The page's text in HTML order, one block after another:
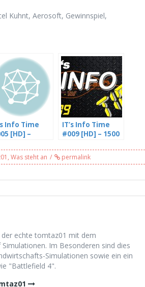
Kuhnt, Aerosoft, Gewinnspiel,
Info Time
[HD] –
19.10.2013,
Uhr + Neuer
IT’s Info Time
#009 [HD] – 1500
[Facecam]
, Was steht an permalink
echte tomtaz01 mit dem
Im Besonderen sind dies
Simulationen sowie ein ein
"Battlefield 4".